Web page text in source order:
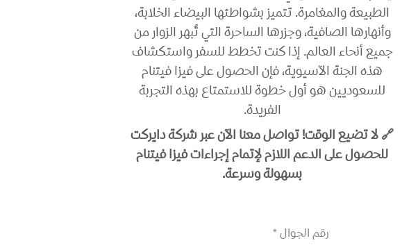
الطبيعة والمغامرة. تتميز بشواطئها البيضاء الخلابة،
وأنهارها الصافية، وجزرها الساحرة التي تُبهر الزوار من
جميع أنحاء العالم. إذا كنت تخطط للسفر واستكشاف
هذه الجنة الآسيوية، فإن الحصول على فيزا فيتنام
للسعوديين هو أول خطوة للاستمتاع بهذه التجربة
الفريدة.
🔗 لا تضيع الوقت! تواصل معنا الآن عبر شركة دايركت
للحصول على الدعم اللازم لإتمام إجراءات فيزا فيتنام
بسهولة وسرعة.
رقم الجوال *